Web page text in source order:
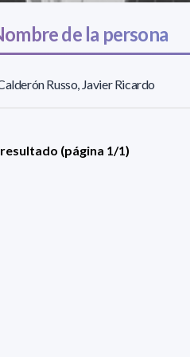
de la persona
Russo, Javier Ricardo
(página 1/1)